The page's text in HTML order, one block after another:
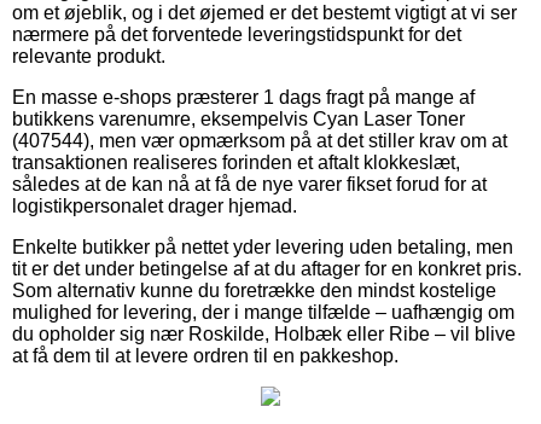
om et øjeblik, og i det øjemed er det bestemt vigtigt at vi ser
nærmere på det forventede leveringstidspunkt for det
relevante produkt.
En masse e-shops præsterer 1 dags fragt på mange af
butikkens varenumre, eksempelvis Cyan Laser Toner
(407544), men vær opmærksom på at det stiller krav om at
transaktionen realiseres forinden et aftalt klokkeslæt,
således at de kan nå at få de nye varer fikset forud for at
logistikpersonalet drager hjemad.
Enkelte butikker på nettet yder levering uden betaling, men
tit er det under betingelse af at du aftager for en konkret pris.
Som alternativ kunne du foretrække den mindst kostelige
mulighed for levering, der i mange tilfælde – uafhængig om
du opholder sig nær Roskilde, Holbæk eller Ribe – vil blive
at få dem til at levere ordren til en pakkeshop.